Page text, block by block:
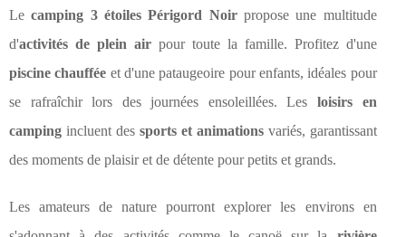
Lecamping 3 étoiles Périgord Noirpropose une multitude
d'activités de plein airpour toute la famille. Profitez d'une
piscine chauffée et d'une pataugeoire pour enfants, idéales pour
se rafraîchir lors des journées ensoleillées. Lesloisirs en
camping incluent des sports et animationsvariés, garantissant
des moments de plaisir et de détente pour petits et grands.
Les amateurs de nature pourront explorer les environs en